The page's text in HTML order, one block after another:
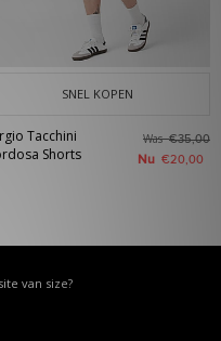
SNEL KOPEN
Tacchini
Shorts
Was€35,00
Nu €20,00
van size?